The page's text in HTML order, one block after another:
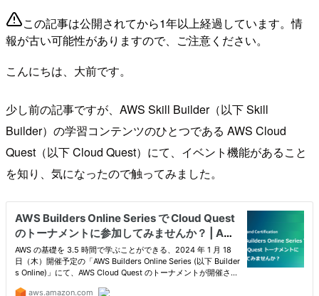
この記事は公開されてから1年以上経過しています。情
報が古い可能性がありますので、ご注意ください。
こんにちは、大前です。
少し前の記事ですが、AWS Skill Builder（以下 Skill
Builder）の学習コンテンツのひとつである AWS Cloud
Quest（以下 Cloud Quest）にて、イベント機能があること
を知り、気になったので触ってみました。